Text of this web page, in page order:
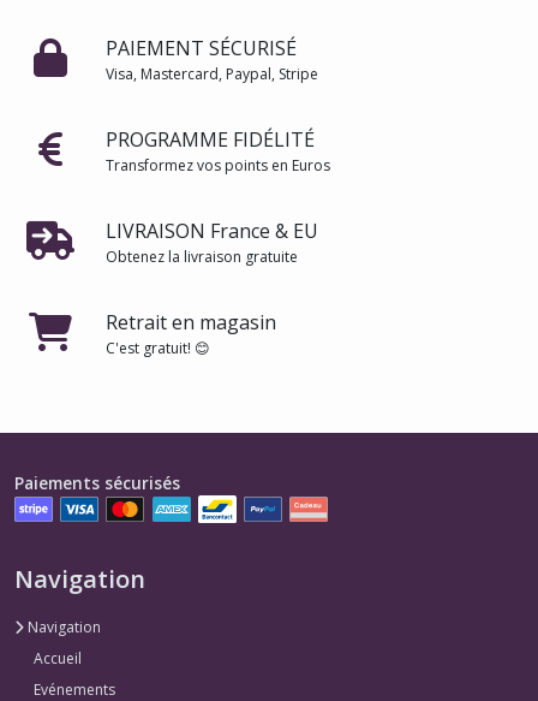
PAIEMENT SÉCURISÉ
Visa, Mastercard, Paypal, Stripe
PROGRAMME FIDÉLITÉ
Transformez vos points en Euros
LIVRAISON France & EU
Obtenez la livraison gratuite
Retrait en magasin
C'est gratuit! 😊
Paiements sécurisés
Navigation
Navigation
Accueil
Evénements